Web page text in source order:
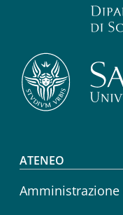
Footer
ATENEO